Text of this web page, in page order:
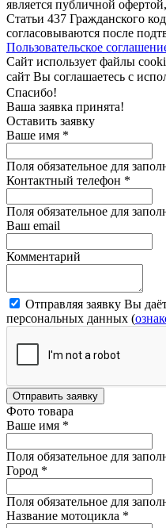
является публичной
Статьи 437 Гражданского
согласовываются после
Пользовательское
Сайт использует файлы
сайт Вы соглашаетесь с
Спасибо!
Ваша заявка принята!
Оставить заявку
Ваше имя *
Поля обязательное для
Контактный телефон *
Поля обязательное для
Ваш email
Комментарий
Отправляя заявку Вы
персональных данных (
Отправить заявку
Фото товара
Ваше имя *
Поля обязательное для
Город *
Поля обязательное для
Название мотоцикла *